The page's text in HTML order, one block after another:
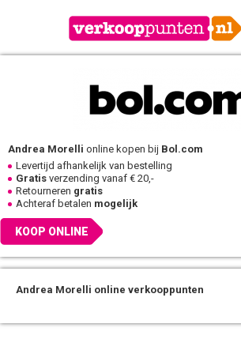
Andrea Morelli online kopen bij Bol.com
Levertijd afhankelijk van bestelling
Gratis verzending vanaf € 20,-
Retourneren gratis
Achteraf betalen mogelijk
KOOP ONLINE
Andrea Morelli online verkooppunten